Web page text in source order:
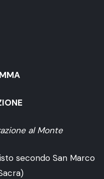
al Monte
secondo San Marco